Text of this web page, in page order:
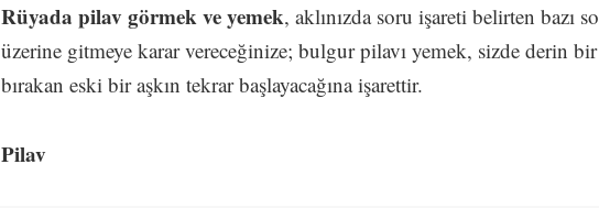
Rüyada pilav görmek ve yemek, aklınızda soru işareti belirten bazı
üzerine gitmeye karar vereceğinize; bulgur pilavı yemek, sizde derin
bırakan eski bir aşkın tekrar başlayacağına işarettir.
Pilav